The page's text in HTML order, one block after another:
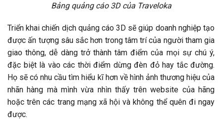
Bảng quảng cáo 3D của Traveloka
Triển khai chiến dịch quảng cáo 3D sẽ giúp doanh nghiệp tạo
được ấn tượng sâu sắc hơn trong tâm trí của người tham gia
giao thông, dễ dàng trở thành tâm điểm của mọi sự chú ý,
đặc biệt là vào các thời điểm dừng đèn đỏ hay tắc đường.
Họ sẽ có nhu cầu tìm hiểu kĩ hơn về hình ảnh thương hiệu của
nhãn hàng mà mình vừa nhìn thấy trên website của hãng
hoặc trên các trang mạng xã hội và không thể quên đi ngay
được.